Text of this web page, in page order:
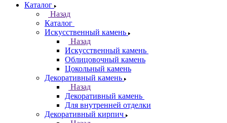
Каталог
Назад
Каталог
Искусственный камень
Назад
Искусственный камень
Облицовочный камень
Цокольный камень
Декоративный камень
Назад
Декоративный камень
Для внутренней отделки
Декоративный кирпич